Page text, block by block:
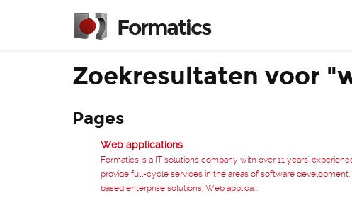
Formatics
Zoekresultaten voor
Pages
Web applications
Formatics is a IT solutions company with over 11 years'
provide full-cycle services in the areas of software
based enterprise solutions, Web applica...